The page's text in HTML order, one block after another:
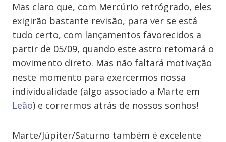
Mas claro que, com Mercúrio retrógrado, eles
exigirão bastante revisão, para ver se está
tudo certo, com lançamentos favorecidos a
partir de 05/09, quando este astro retomará o
movimento direto. Mas não faltará motivação
neste momento para exercermos nossa
individualidade (algo associado a Marte em
Leão) e corrermos atrás de nossos sonhos!
Marte/Júpiter/Saturno também é excelente